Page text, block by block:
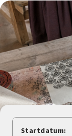
Sök kurser
Om SV
Starta
Cirkelledare
Nyheter
Startdatum: